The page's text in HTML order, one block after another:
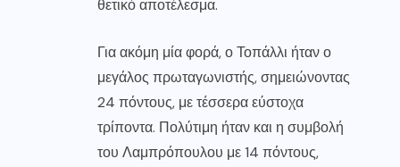
θετικό αποτέλεσμα.
Για ακόμη μία φορά, ο Τοπάλλι ήταν ο
μεγάλος πρωταγωνιστής, σημειώνοντας
24 πόντους, με τέσσερα εύστοχα
τρίποντα. Πολύτιμη ήταν και η συμβολή
του Λαμπρόπουλου με 14 πόντους,